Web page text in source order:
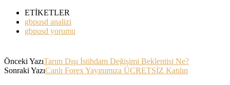
ETİKETLER
gbpusd analizi
gbpusd yorumu
Önceki YazıTarım Dışı İstihdam Değişimi Beklentisi Ne?
Sonraki YazıCanlı Forex Yayınımıza ÜCRETSİZ Katılın